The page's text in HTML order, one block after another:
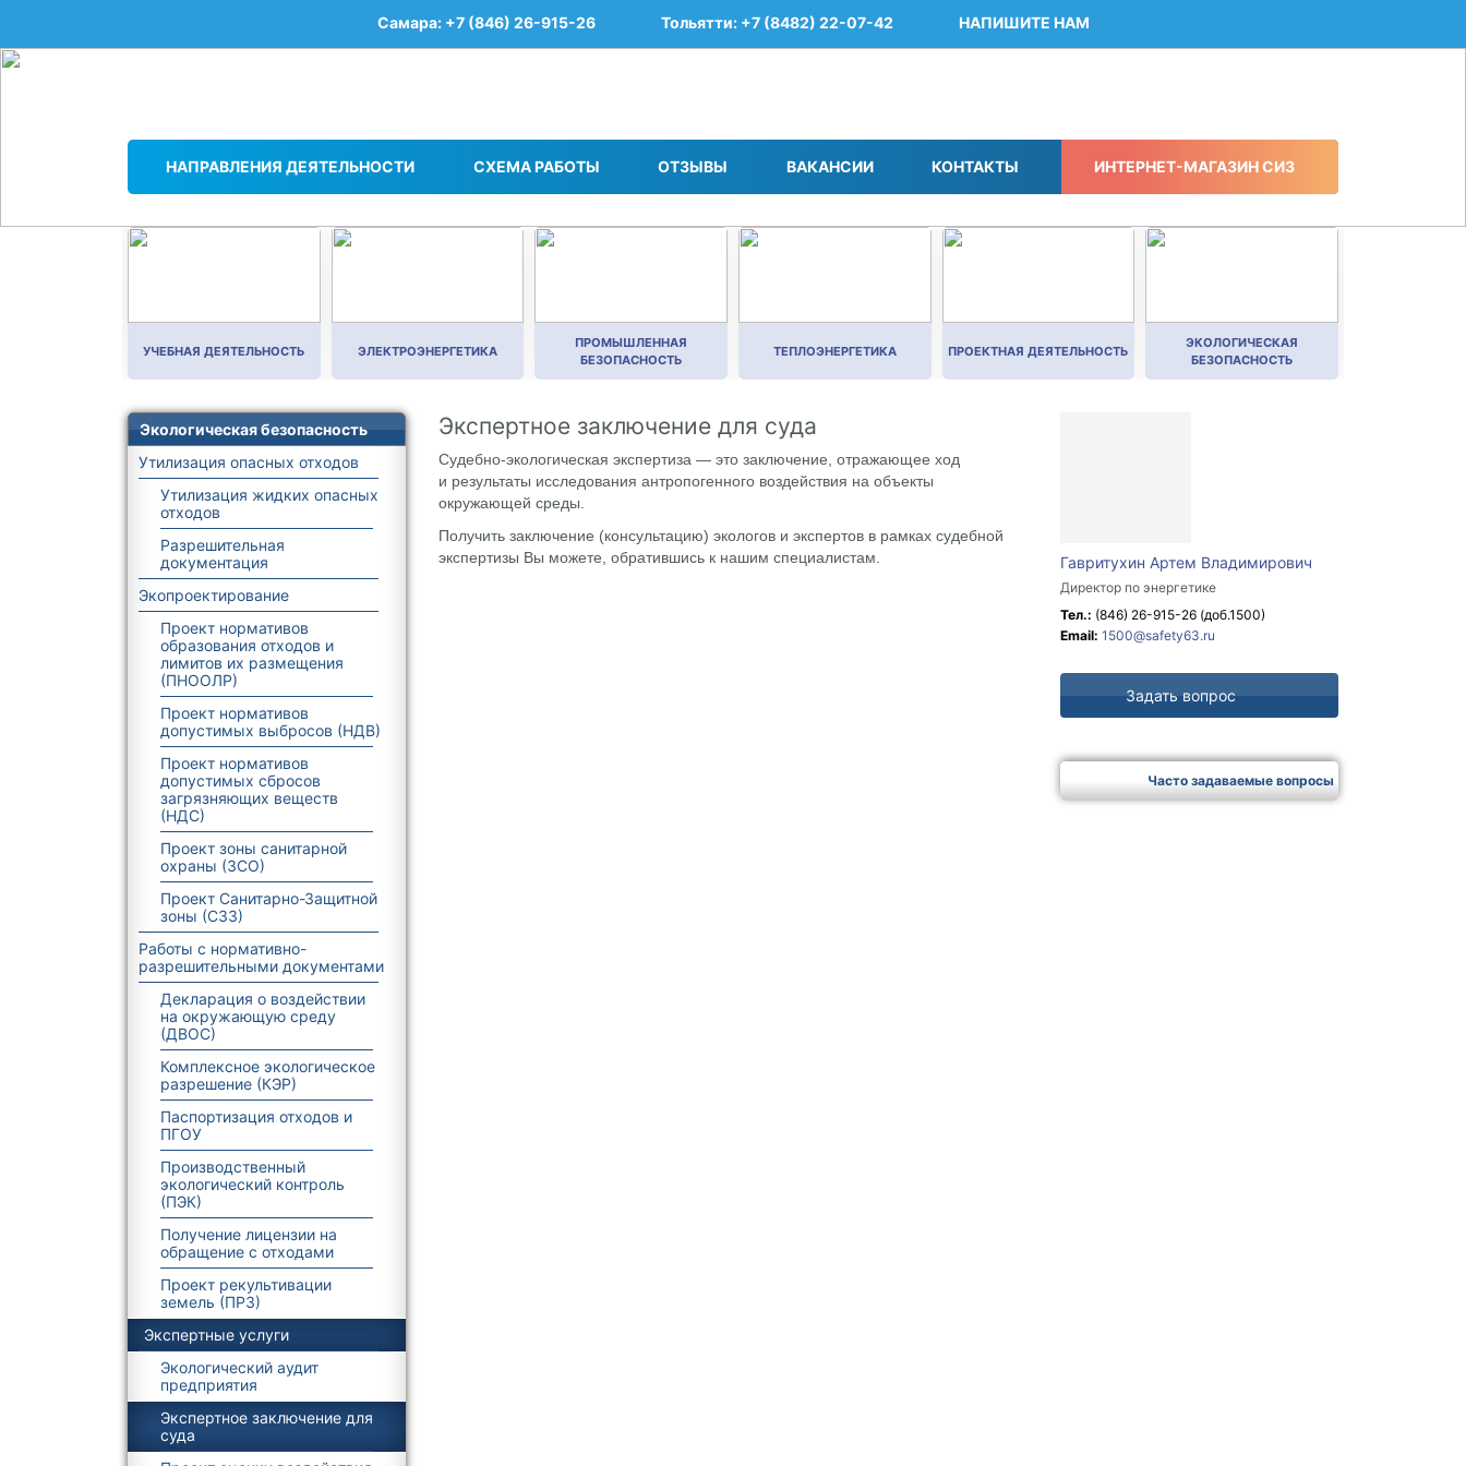
Самара: +7 (846) 26-915-26 Тольятти: +7 (8482) 22-07-42 НАПИШИТЕ НАМ
НАПРАВЛЕНИЯ ДЕЯТЕЛЬНОСТИ СХЕМА РАБОТЫ ОТЗЫВЫ ВАКАНСИИ КОНТАКТЫ ИНТЕРНЕТ-МАГАЗИН СИЗ
УЧЕБНАЯ ДЕЯТЕЛЬНОСТЬ
центра в г. Тольятти
ЭЛЕКТРОЭНЕРГЕТИКА
ПРОМЫШЛЕННАЯ
БЕЗОПАСНОСТЬ
ТЕПЛОЭНЕРГЕТИКА ПРОЕКТНАЯ ДЕЯТЕЛЬНОСТЬ
ЭКОЛОГИЧЕСКАЯ
БЕЗОПАСНОСТЬ
Экологическая безопасность
Утилизация опасных отходов
Утилизация жидких опасных
отходов
Разрешительная
документация
Экопроектирование
Проект нормативов
образования отходов и
лимитов их размещения
(ПНООЛР)
Проект нормативов
допустимых выбросов (НДВ)
Проект нормативов
допустимых сбросов
загрязняющих веществ
(НДС)
Проект зоны санитарной
охраны (ЗСО)
Проект Санитарно-Защитной
зоны (СЗЗ)
Работы с нормативно-
разрешительными документами
Декларация о воздействии
на окружающую среду
(ДВОС)
Комплексное экологическое
разрешение (КЭР)
Паспортизация отходов и
ПГОУ
Производственный
экологический контроль
(ПЭК)
Получение лицензии на
обращение с отходами
Проект рекультивации
земель (ПРЗ)
Экспертные услуги
Экологический аудит
предприятия
Экспертное заключение для
суда
Гавритухин Артем Владимирович
Директор по энергетике
Тел.: (846) 26-915-26 (доб.1500)
Email: 1500@safety63.ru
Задать вопрос
Часто задаваемые вопросы
Экспертное заключение для суда
Судебно-экологическая экспертиза — это заключение, отражающее ход
и результаты исследования антропогенного воздействия на объекты
окружающей среды.
Получить заключение (консультацию) экологов и экспертов в рамках судебной
экспертизы Вы можете, обратившись к нашим специалистам.